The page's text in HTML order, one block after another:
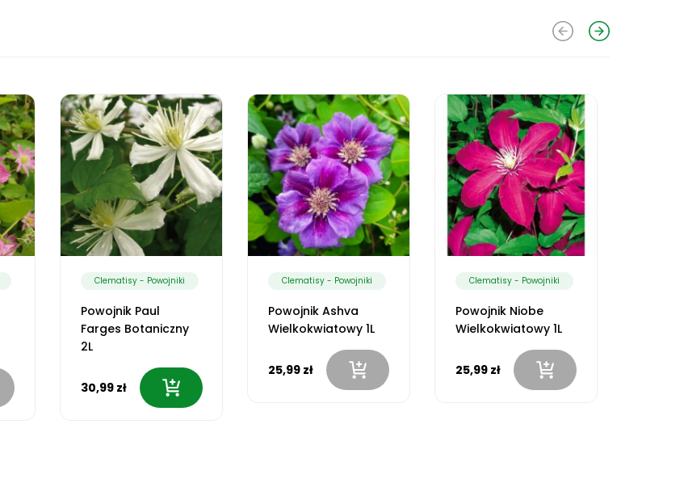
Clematisy - Powojniki
Powojnik Paul
Farges Botaniczny
2L
30,99 zł
Clematisy - Powojniki
Powojnik Ashva
Wielkokwiatowy 1L
25,99 zł
Clematisy - Powojniki
Powojnik Niobe
Wielkokwiatowy 1L
25,99 zł